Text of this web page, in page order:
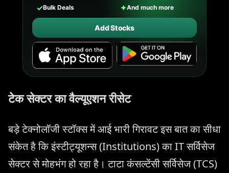
✓Bulk Deals ✦And much more
Add Stocks
टेक सेक्टर का वैल्यूएशन रीसेट
बड़े टेक्नोलॉजी स्टॉक्स में आई भारी गिरावट इस बात का सीधा
संकेत है कि इंस्टीट्यूशन्स (Institutions) का IT सर्विसेज
सेक्टर से मोहभंग हो रहा है। टाटा कंसल्टेंसी सर्विसेज (TCS)